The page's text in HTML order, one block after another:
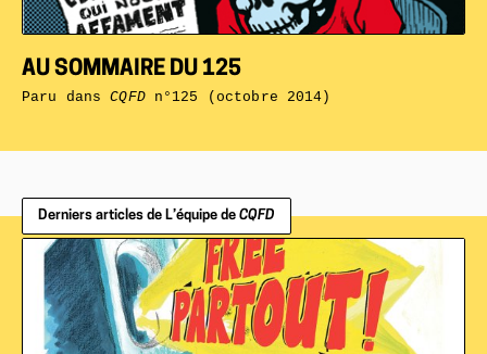
AU SOMMAIRE DU 125
Paru dansCQFDn°125 (octobre 2014)
Derniers articles de L’équipe de CQFD